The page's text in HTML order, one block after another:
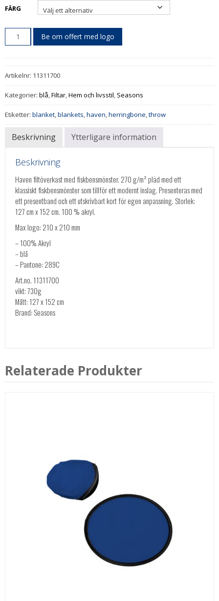
FÄRG
Be om offert med logo
Artikelnr: 11311700
Kategorier: blå Filtar Hem och livsstil Seasons
Etiketter: blanket blankets haven herringbone throw
Beskrivning Ytterligare information
Beskrivning
Haven filtöverkast med fiskbensmönster. 270 g/m² pläd med ett
klassiskt fiskbensmönster som tillför ett modernt inslag. Presenteras med
ett presentband och ett utskrivbart kort för egen anpassning. Storlek:
127 cm x 152 cm. 100 % akryl.
Max logo: 210 x 210 mm
– 100% Akryl
– blå
– Pantone: 289C
Art.no. 11311700
vikt: 730g
Mått: 127 x 152 cm
Brand: Seasons
Relaterade Produkter